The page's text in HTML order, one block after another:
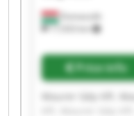
Domaszék
17,933 km
Price info